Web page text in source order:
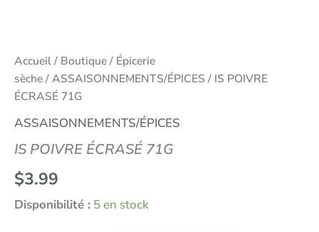
Accueil/ Boutique/ Épicerie
sèche/ASSAISONNEMENTS/ÉPICES / IS POIVRE
ÉCRASÉ 71G
ASSAISONNEMENTS/ÉPICES
IS POIVRE ÉCRASÉ 71G
$3.99
Disponibilité : 5 en stock